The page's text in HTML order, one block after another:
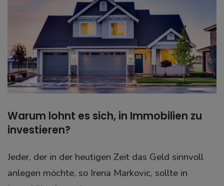
Warum lohnt es sich, in Immobilien zu
investieren?
Jeder, der in der heutigen Zeit das Geld sinnvoll
anlegen möchte, so Irena Markovic, sollte in